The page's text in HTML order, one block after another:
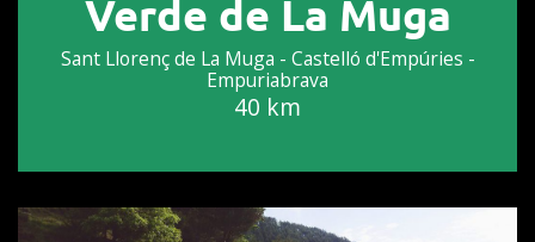
Verde de La Muga
Sant Llorenç de La Muga - Castelló d'Empúries -
Empuriabrava
40 km